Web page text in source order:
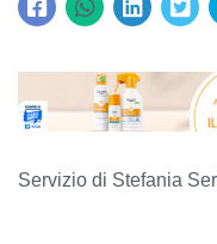
Servizio di Stefania